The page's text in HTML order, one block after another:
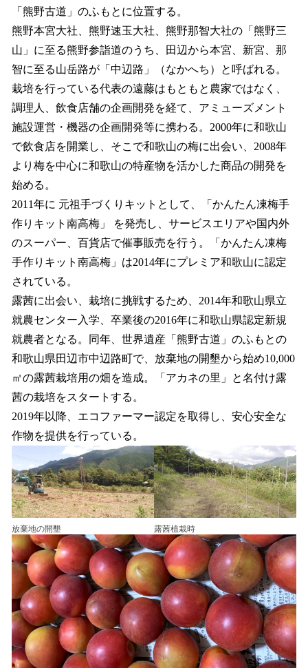
「熊野古道」のふもとに位置する。
熊野本宮大社、熊野速玉大社、熊野那智大社の「熊野三
山」に至る熊野参詣道のうち、田辺から本宮、新宮、那
智に至る山岳路が「中辺路」（なかへち）と呼ばれる。
栽培を行っている代表の遠藤はもともと農家ではなく、
調理人、飲食店舗の企画開発を経て、アミューズメント
施設運営・機器の企画開発等に携わる。2000年に和歌山
で飲食店を開業し、そこで和歌山の梅に出会い、2008年
より梅を中心に和歌山の特産物を活かした商品の開発を
始める。
2011年に 元祖手づくりキットとして、「かんたん凍梅手
作りキット南高梅」 を発売し、サービスエリアや国内外
のスーパー、百貨店で催事販売を行う。「かんたん凍梅
手作りキット南高梅」は2014年にプレミア和歌山に認定
されている。
露茜に出会い、栽培に挑戦するため、2014年和歌山県立
就農センター入学、卒業後の2016年に和歌山県認定新規
就農者となる。同年、世界遺産「熊野古道」のふもとの
和歌山県田辺市中辺路町で、放棄地の開墾から始め10,000
㎡の露茜栽培用の畑を造成。「アカネの里」と名付け露
茜の栽培をスタートする。
2019年以降、エコファーマー認定を取得し、安心安全な
作物を提供を行っている。
放棄地の開墾 露茜植栽時